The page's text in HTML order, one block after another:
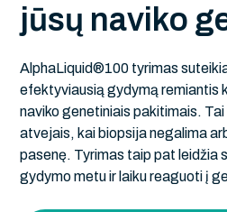
jūsų navi ko g
AlphaLiquid®100 tyrimas
efektyviausią gydymą remiantis
naviko genetiniais pakitimais.
atvejais, kai biopsija negalima
pasenę. Tyrimas taip pat leidžia
gydymo metu ir laiku reaguoti į